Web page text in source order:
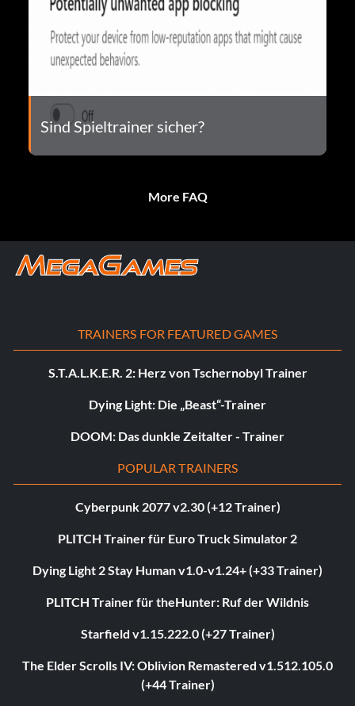
Sind Spieltrainer sicher?
More FAQ
TRAINERS FOR FEATURED GAMES
S.T.A.L.K.E.R. 2: Herz von Tschernobyl Trainer
Dying Light: Die „Beast“-Trainer
DOOM: Das dunkle Zeitalter - Trainer
POPULAR TRAINERS
Cyberpunk 2077 v2.30 (+12 Trainer)
PLITCH Trainer für Euro Truck Simulator 2
Dying Light 2 Stay Human v1.0-v1.24+ (+33 Trainer)
PLITCH Trainer für theHunter: Ruf der Wildnis
Starfield v1.15.222.0 (+27 Trainer)
The Elder Scrolls IV: Oblivion Remastered v1.512.105.0
(+44 Trainer)